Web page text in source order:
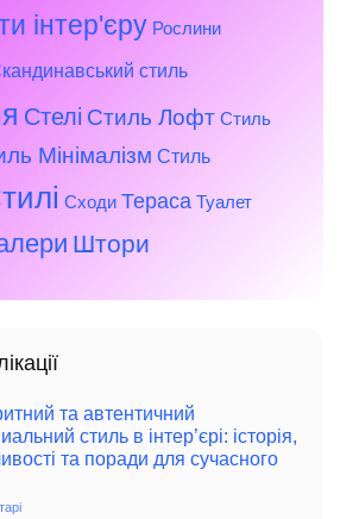
інтер'єру Рослини
стиль
Стелі Стиль Лофт Стиль
Мінімалізм Стиль
Сходи Тераса Туалет
Штори
та автентичний
стиль в інтер’єрі: історія,
та поради для сучасного